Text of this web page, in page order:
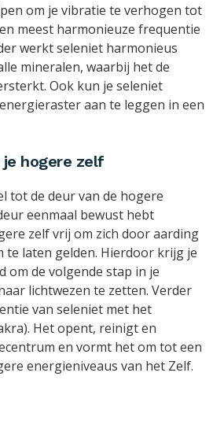
om je vibratie te verhogen tot
meest harmonieuze frequentie
werkt seleniet harmonieus
mineralen, waarbij het de
Ook kun je seleniet
aan te leggen in een
hogere zelf
tot de deur van de hogere
eenmaal bewust hebt
zelf vrij om zich door aarding
te laten gelden. Hierdoor krijg je
om de volgende stap in je
lichtwezen te zetten. Verder
van seleniet met het
Het opent, reinigt en
en vormt het om tot een
energieniveaus van het Zelf.